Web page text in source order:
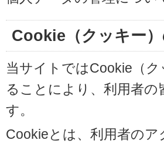
Cookie（クッキー
当サイトではCookie（
ることにより、利用者
す。
Cookieとは、利用者の